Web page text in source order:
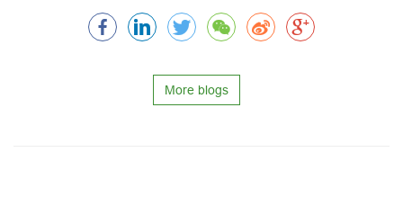
More blogs